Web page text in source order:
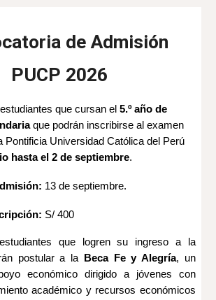
de Admisión
PUCP 2026
que cursan el5.º año de
que podrán inscribirse al examen
Pontificia Universidad Católica del Perú
hasta el 2 de septiembre.
13 de septiembre.
S/ 400
que logren su ingreso a la
postular a la
Beca Fe y Alegría, un
económico dirigido a jóvenes con
académico y recursos económicos